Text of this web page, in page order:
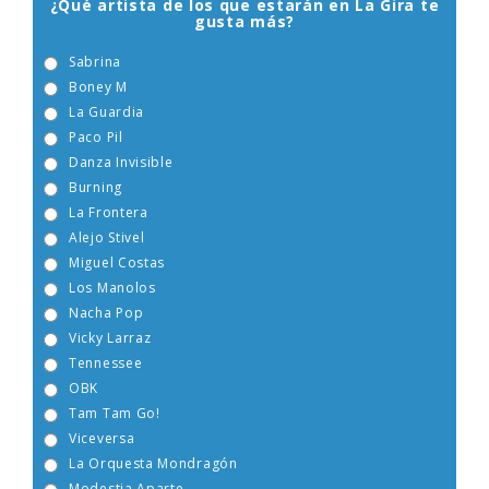
¿Qué artista de los que estarán en La Gira te
gusta más?
Sabrina
Boney M
La Guardia
Paco Pil
Danza Invisible
Burning
La Frontera
Alejo Stivel
Miguel Costas
Los Manolos
Nacha Pop
Vicky Larraz
Tennessee
OBK
Tam Tam Go!
Viceversa
La Orquesta Mondragón